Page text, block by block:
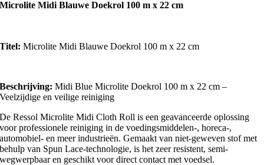
Microlite Midi Blauwe Doekrol 100 m x 22 cm
Titel: Microlite Midi Blauwe Doekrol 100 m x 22 cm
Beschrijving: Midi Blue Microlite Doekrol 100 m x 22 cm –
Veelzijdige en veilige reiniging
De Ressol Microlite Midi Cloth Roll is een geavanceerde oplossing
voor professionele reiniging in de voedingsmiddelen-, horeca-,
automobiel- en meer industrieën. Gemaakt van niet-geweven stof met
behulp van Spun Lace-technologie, is het zeer resistent, semi-
wegwerpbaar en geschikt voor direct contact met voedsel.